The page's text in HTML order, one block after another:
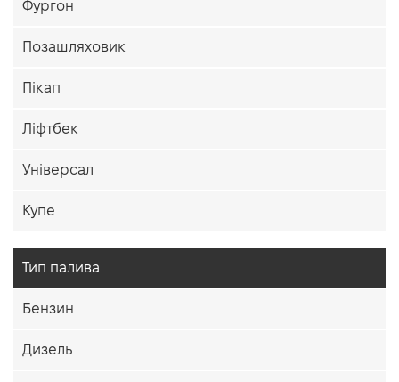
Фургон
Позашляховик
Пікап
Ліфтбек
Універсал
Купе
Тип палива
Бензин
Дизель